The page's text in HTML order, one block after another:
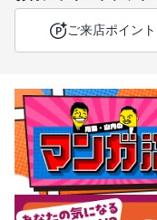
ご来店ポイント